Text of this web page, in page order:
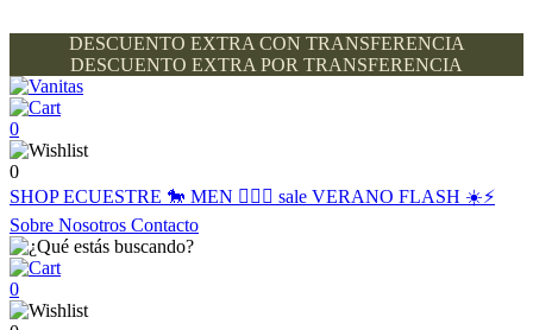
DESCUENTO EXTRA CON TRANSFERENCIA
DESCUENTO EXTRA POR TRANSFERENCIA
0
0
SHOPECUESTRE 🐎 MEN 🙋🏽‍♂️ sale VERANO FLASH ☀️⚡️
Sobre Nosotros Contacto
0